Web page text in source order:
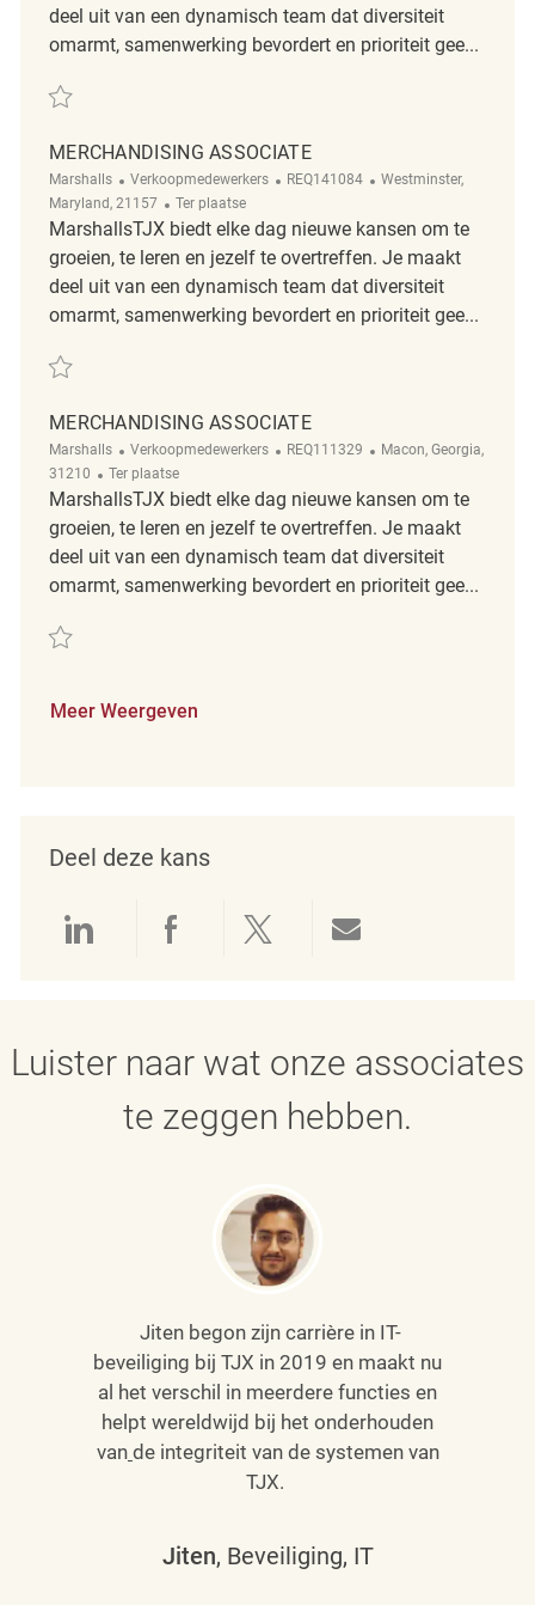
deel uit van een dynamisch team dat diversiteit
omarmt, samenwerking bevordert en prioriteit gee...
Redden merchandising associate REQ5515
MERCHANDISING ASSOCIATE
Marshalls Categorie
Verkoopmedewerkers ReqId
REQ141084 Plaats
Westminster,
Maryland, 21157
Afgelegen
Ter plaatse
MarshallsTJX biedt elke dag nieuwe kansen om te
groeien, te leren en jezelf te overtreffen. Je maakt
deel uit van een dynamisch team dat diversiteit
omarmt, samenwerking bevordert en prioriteit gee...
Redden Merchandising Associate REQ141084
MERCHANDISING ASSOCIATE
Marshalls Categorie
Verkoopmedewerkers ReqId
REQ111329 Plaats
Macon, Georgia,
31210
Afgelegen
Ter plaatse
MarshallsTJX biedt elke dag nieuwe kansen om te
groeien, te leren en jezelf te overtreffen. Je maakt
deel uit van een dynamisch team dat diversiteit
omarmt, samenwerking bevordert en prioriteit gee...
Redden Merchandising Associate REQ111329
Meer Weergeven
Deel deze kans
Delen via LinkedIn
Delen via Facebook
Delen via twitter
Luister naar wat onze associates
te zeggen hebben.
Jiten begon zijn carrière in IT-
beveiliging bij TJX in 2019 en maakt nu
al het verschil in meerdere functies en
helpt wereldwijd bij het onderhouden
van de integriteit van de systemen van
TJX.
Jiten, Beveiliging, IT